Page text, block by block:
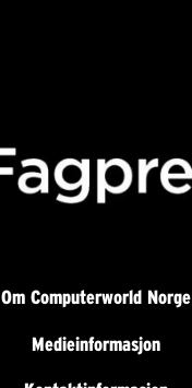
Om Computerworld Norge
Medieinformasjon